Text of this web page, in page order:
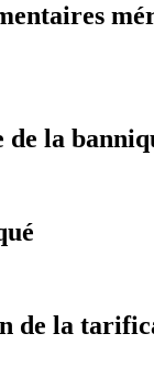
la
de la